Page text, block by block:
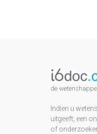
de
Indien u
uitgeeft, een
of